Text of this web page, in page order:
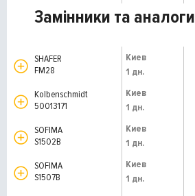
Замінники та аналоги
SHAFER
FM28
Киев
1 дн.
Kolbenschmidt
50013171
Киев
1 дн.
SOFIMA
S1502B
Киев
1 дн.
SOFIMA
S1507B
Киев
1 дн.